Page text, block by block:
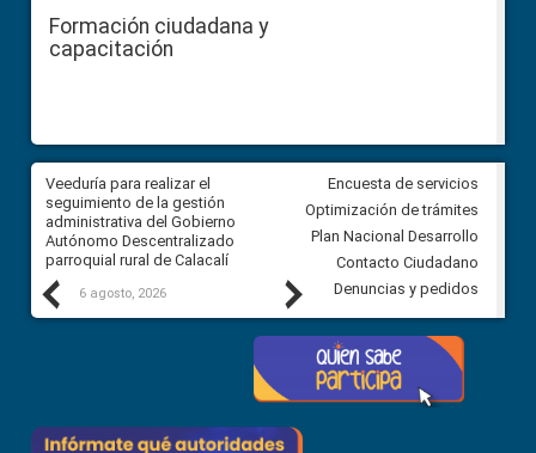
Formación ciudadana y
capacitación
Previous
Veeduría para realizar el
seguimiento de la gestión
administrativa del Gobierno
Autónomo Descentralizado
parroquial rural de Calacalí
6 agosto, 2026
Veeduría para vigilar los
derivados de la Audiencia
comunidad Urbina, parroquia
Carolina
5 agosto, 2026
Next
Encuesta de servicios
Optimización de trámites
Plan Nacional Desarrollo
Contacto Ciudadano
Denuncias y pedidos